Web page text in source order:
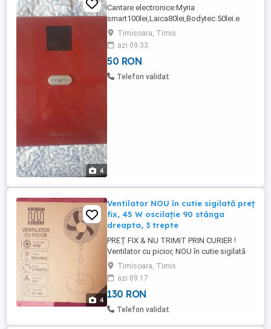
4
Cantare electronice:Myria
smart100lei,Laica80lei,Bodytec.50lei.e
Boda,50
Timisoara, Timis
azi 09:33
50 RON
Telefon validat
4
Ventilator NOU în cutie sigilată preț
fix, 45 W oscilație 90 stânga
dreapta, 3 trepte
PREȚ FIX & NU TRIMIT PRIN CURIER !
Ventilator cu picior, NOU în cutie sigilată
45 W oscilație 90 stânga dreapta, 3 trepte
vitexă, înălțime reglabilă, ventilare
puternică, eficientă și silențioasă, grilaj de
protecție metalică, diametru 41 cm.
Timisoara, Timis
azi 09:17
130 RON
Telefon validat